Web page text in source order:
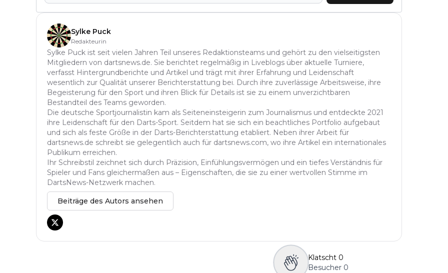
Sylke Puck
Redakteurin
Sylke Puck ist seit vielen Jahren Teil unseres Redaktionsteams und gehört zu den vielseitigsten
Mitgliedern von dartsnews.de. Sie berichtet regelmäßig in Liveblogs über aktuelle Turniere,
verfasst Hintergrundberichte und Artikel und trägt mit ihrer Erfahrung und Leidenschaft
wesentlich zur Qualität unserer Berichterstattung bei. Durch ihre zuverlässige Arbeitsweise, ihre
Begeisterung für den Sport und ihren Blick für Details ist sie zu einem unverzichtbaren
Bestandteil des Teams geworden.
Die deutsche Sportjournalistin kam als Seiteneinsteigerin zum Journalismus und entdeckte 2021
ihre Leidenschaft für den Darts-Sport. Seitdem hat sie sich ein beachtliches Portfolio aufgebaut
und sich als feste Größe in der Darts-Berichterstattung etabliert. Neben ihrer Arbeit für
dartsnews.de schreibt sie gelegentlich auch für dartsnews.com, wo ihre Artikel ein internationales
Publikum erreichen.
Ihr Schreibstil zeichnet sich durch Präzision, Einfühlungsvermögen und ein tiefes Verständnis für
Spieler und Fans gleichermaßen aus – Eigenschaften, die sie zu einer wertvollen Stimme im
DartsNews-Netzwerk machen.
Beiträge des Autors ansehen
Klatscht 0
Besucher 0